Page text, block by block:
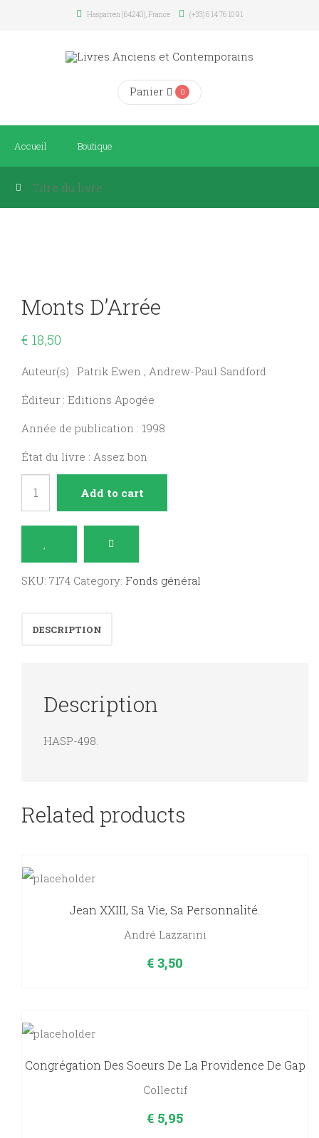
Hasparren (64240), France (+33) 6 14 76 10 91
Panier 0
Accueil Boutique
Monts D’Arrée
€ 18,50
Auteur(s) : Patrik Ewen ; Andrew-Paul Sandford
Éditeur : Editions Apogée
Année de publication : 1998
État du livre : Assez bon
quantity
Add to cart
SKU: 7174 Category: Fonds général
DESCRIPTION
Description
HASP-498.
Related products
Jean XXIII, Sa Vie, Sa Personnalité.
André Lazzarini
€ 3,50
Congrégation Des Soeurs De La Providence De Gap
Collectif
€ 5,95